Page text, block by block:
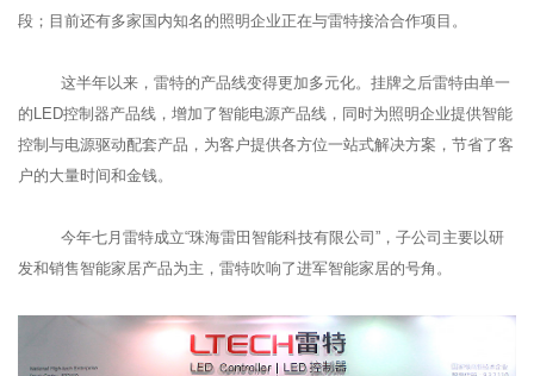
段；目前还有多家国内知名的照明企业正在与雷特接洽合作项目。
这半年以来，雷特的产品线变得更加多元化。挂牌之后雷特由单一
的LED控制器产品线，增加了智能电源产品线，同时为照明企业提供智能
控制与电源驱动配套产品，为客户提供各方位一站式解决方案，节省了客
户的大量时间和金钱。
今年七月雷特成立“珠海雷田智能科技有限公司”，子公司主要以研
发和销售智能家居产品为主，雷特吹响了进军智能家居的号角。